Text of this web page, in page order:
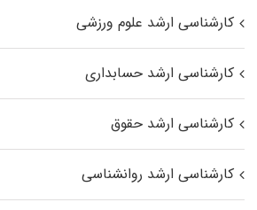
کارشناسی ارشد علوم ورزشی
کارشناسی ارشد حسابداری
کارشناسی ارشد حقوق
کارشناسی ارشد روانشناسی